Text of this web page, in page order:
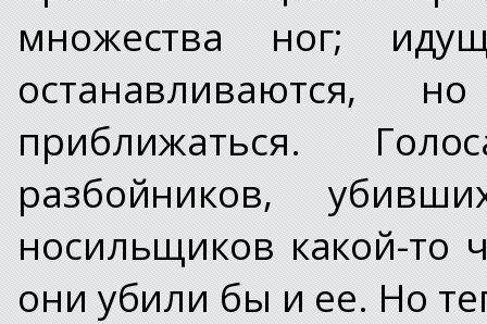
множества ног;
останавливаются,
приближаться.
разбойников,
носильщиков какой-то
они убили бы и ее. Но